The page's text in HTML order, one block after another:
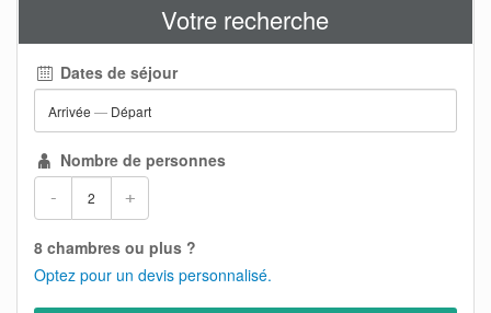
Votre recherche
Dates de séjour
Arrivée — Départ
Nombre de personnes
- +
8 chambres ou plus ?
Optez pour un devis personnalisé.